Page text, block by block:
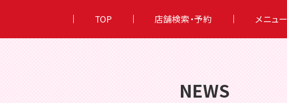
TOP 店舗検索・予約 メニュー
NEWS